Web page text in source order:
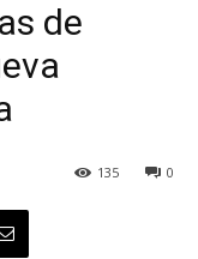
de
0
135